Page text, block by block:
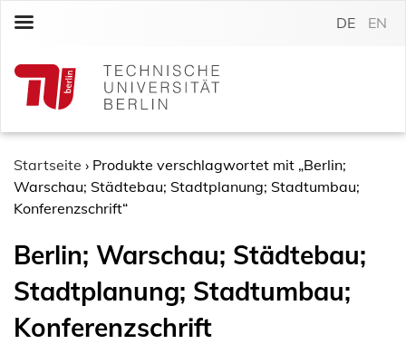
c
DE EN
Startseite › Produkte verschlagwortet mit „Berlin;
Warschau; Städtebau; Stadtplanung; Stadtumbau;
Konferenzschrift“
Berlin; Warschau; Städtebau;
Stadtplanung; Stadtumbau;
Konferenzschrift